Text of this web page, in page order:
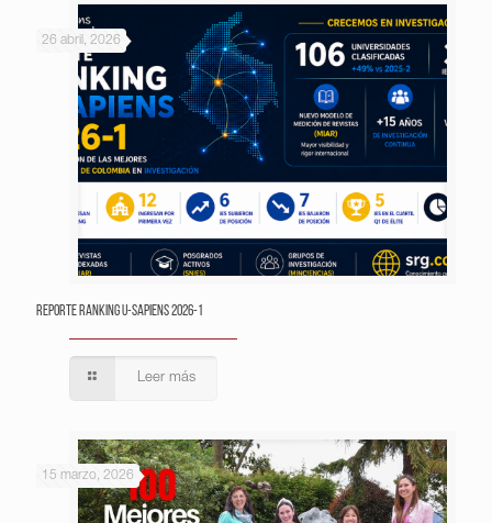
26 abril, 2026
Reporte Ranking U-Sapiens 2026-1
Leer más
15 marzo, 2026